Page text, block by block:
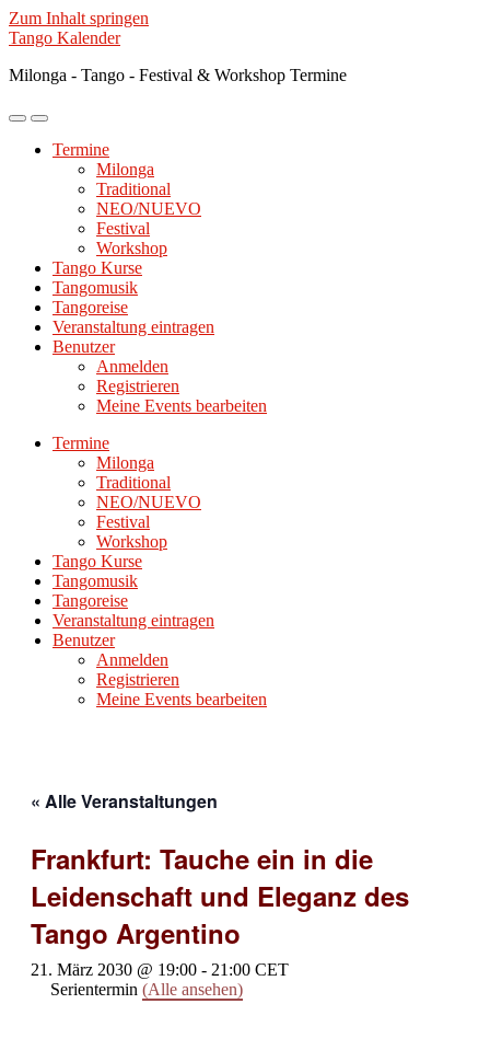
Zum Inhalt springen
Tango Kalender
Milonga - Tango - Festival & Workshop Termine
Mobile-
ein-/ausblenden
Suchfeld
ein-/ausblenden
Termine
Milonga
Traditional
NEO/NUEVO
Festival
Workshop
Tango Kurse
Tangomusik
Tangoreise
Veranstaltung eintragen
Benutzer
Anmelden
Registrieren
Meine Events bearbeiten
Termine
Milonga
Traditional
NEO/NUEVO
Festival
Workshop
Tango Kurse
Tangomusik
Tangoreise
Veranstaltung eintragen
Benutzer
Anmelden
Registrieren
Meine Events bearbeiten
« Alle Veranstaltungen
Frankfurt: Tauche ein in die
Leidenschaft und Eleganz des
Tango Argentino
21. März 2030 @ 19:00 - 21:00 CET
Serientermin (Alle ansehen)